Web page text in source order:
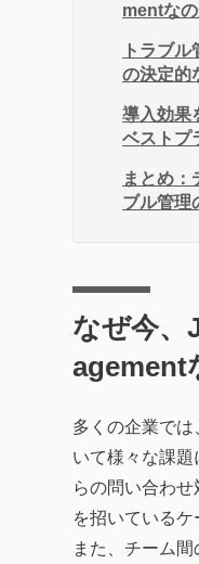
mentなの
トラブ
の決定的
導入効果
ベストプ
まとめ：
ブル管理
なぜ今、
agement
多くの企業で
いて様々な課
らの問い合わ
を招いているケ
また、チーム